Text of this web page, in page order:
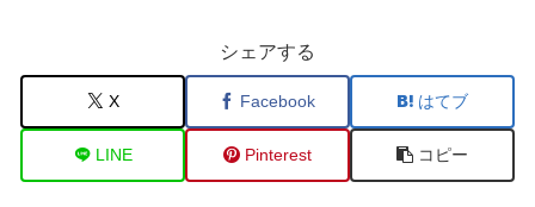
シェアする
X Facebook はてブ
LINE Pinterest コピー